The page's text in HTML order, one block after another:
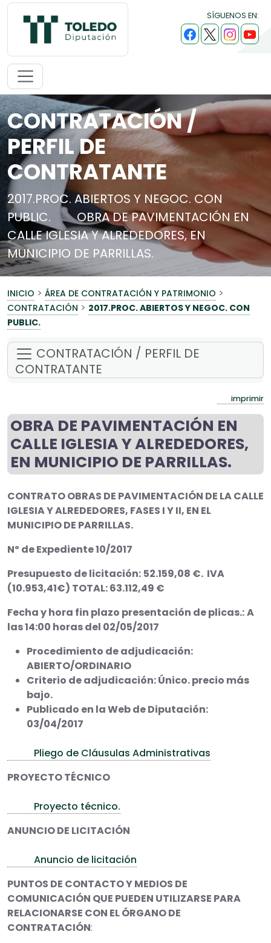
SÍGUENOS EN:
CONTRATACIÓN /
PERFIL DE
CONTRATANTE
2017.PROC. ABIERTOS Y NEGOC. CON
PUBLIC.
OBRA DE PAVIMENTACIÓN EN
CALLE IGLESIA Y ALREDEDORES, EN
MUNICIPIO DE PARRILLAS.
INICIO > ÁREA DE CONTRATACIÓN Y PATRIMONIO >
CONTRATACIÓN > 2017.PROC. ABIERTOS Y NEGOC. CON
PUBLIC.
CONTRATACIÓN / PERFIL DE
CONTRATANTE
imprimir
OBRA DE PAVIMENTACIÓN EN
CALLE IGLESIA Y ALREDEDORES,
EN MUNICIPIO DE PARRILLAS.
CONTRATO OBRAS DE PAVIMENTACIÓN DE LA CALLE
IGLESIA Y ALREDEDORES, FASES I Y II, EN EL
MUNICIPIO DE PARRILLAS.
Nº de Expediente 10/2017
Presupuesto de licitación: 52.159,08 €. IVA
(10.953,41€) TOTAL: 63.112,49 €
Fecha y hora fin plazo presentación de plicas.:A
las 14:00 horas del 02/05/2017
Procedimiento de adjudicación:
ABIERTO/ORDINARIO
Criterio de adjudicación: Único. precio más
bajo.
Publicado en la Web de Diputación:
03/04/2017
Pliego de Cláusulas Administrativas
PROYECTO TÉCNICO
Proyecto técnico.
ANUNCIO DE LICITACIÓN
Anuncio de licitación
PUNTOS DE CONTACTO Y MEDIOS DE
COMUNICACIÓN QUE PUEDEN UTILIZARSE PARA
RELACIONARSE CON EL ÓRGANO DE
CONTRATACIÓN: